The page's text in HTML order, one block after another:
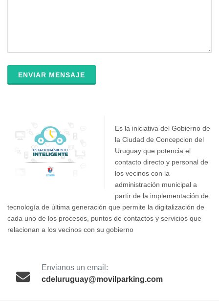
Es la iniciativa del Gobierno de
la Ciudad de Concepcion del
Uruguay que potencia el
contacto directo y personal de
los vecinos con la
administración municipal a
partir de la implementación de
tecnología de última generación que permite la digitalización de
cada uno de los procesos, puntos de contactos y servicios que
relacionan a los vecinos con su gobierno
Envianos un email:
cdeluruguay@movilparking.com